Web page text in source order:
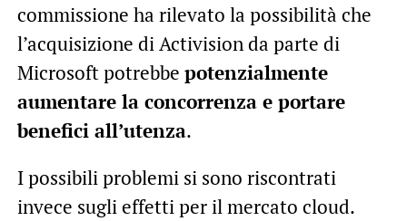
commissione ha rilevato la possibilità che
l’acquisizione di Activision da parte di
Microsoft potrebbe potenzialmente
aumentare la concorrenza e portare
benefici all’utenza.
I possibili problemi si sono riscontrati
invece sugli effetti per il mercato cloud.